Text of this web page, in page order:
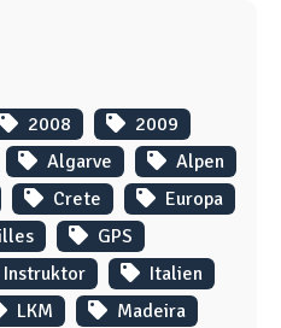
2008
2009
Algarve
Alpen
Crete
Europa
GPS
Instruktor
Italien
LKM
Madeira